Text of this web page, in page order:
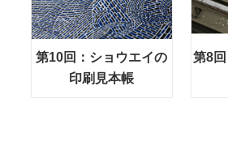
第10回：ショウエイの
印刷見本帳
第8